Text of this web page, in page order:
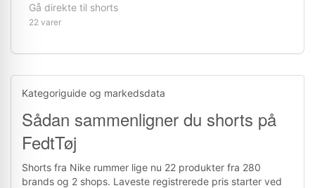
Gå direkte til shorts
22 varer
Kategoriguide og markedsdata
Sådan sammenligner du shorts på
FedtTøj
Shorts fra Nike rummer lige nu 22 produkter fra 280
brands og 2 shops. Laveste registrerede pris starter ved